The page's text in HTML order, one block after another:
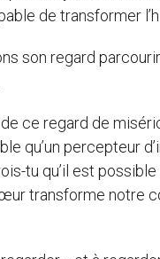
de transformer
son regard
ce regard de
qu’un percepteur
tu qu’il est
transforme notre